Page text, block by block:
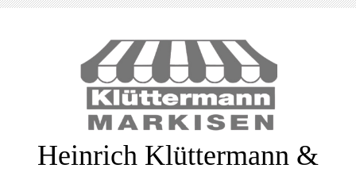
Heinrich Klüttermann &